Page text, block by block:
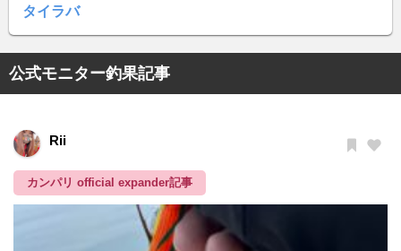
タイラバ
公式モニター釣果記事
Rii
カンパリ official expander記事